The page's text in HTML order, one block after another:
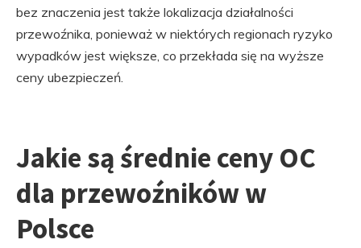
bez znaczenia jest także lokalizacja działalności
przewoźnika, ponieważ w niektórych regionach ryzyko
wypadków jest większe, co przekłada się na wyższe
ceny ubezpieczeń.
Jakie są średnie ceny OC
dla przewoźników w
Polsce